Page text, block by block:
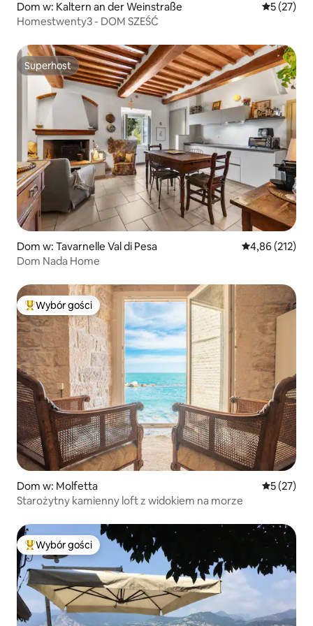
Dom w: Kaltern an der Weinstraße Średnia
5 (27)
Homestwenty3 - DOM SZEŚĆ
Superhost
Superhost
Dom w: Tavarnelle Val di Pesa Średnia
4,86 (212)
Dom Nada Home
Najpopularniejsze z kategorii Wybór gości
Wybór gości
Dom w: Molfetta Średnia
5 (27)
Starożytny kamienny loft z widokiem na morze
Najpopularniejsze z kategorii Wybór gości
Wybór gości